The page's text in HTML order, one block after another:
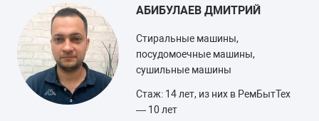
АБИБУЛАЕВ ДМИТРИЙ
Стиральные машины,
посудомоечные машины,
сушильные машины
Стаж: 14 лет, из них в РемБытТех
— 10 лет